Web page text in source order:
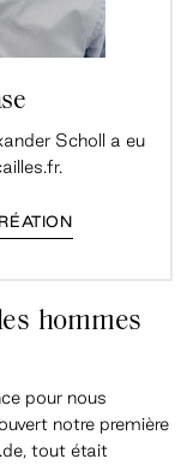
Scholl a eu
hommes
pour nous
notre première
tout était